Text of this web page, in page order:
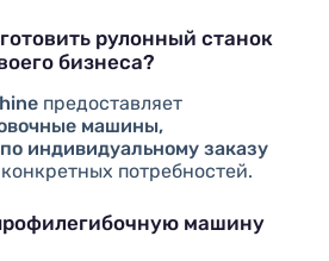
рулонный станок
бизнеса?
предоставляет
машины,
индивидуальному заказу
потребностей.
машину